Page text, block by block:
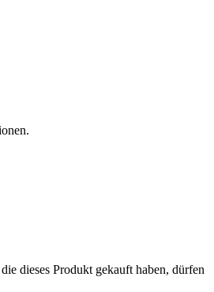
dieses Produkt gekauft haben, dürfen